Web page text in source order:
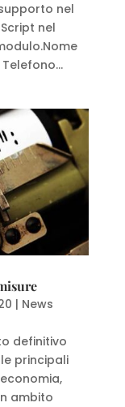
nel
nel
| News
definitivo
principali
ambito